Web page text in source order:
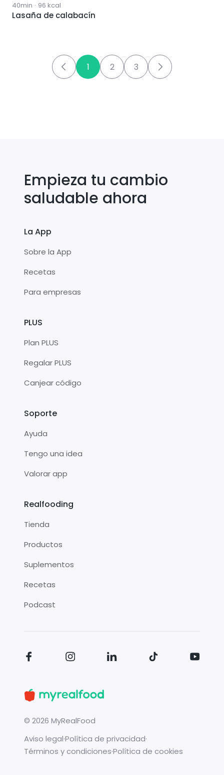
40min · 96 kcal
Lasaña de calabacín
1 2 3
Empieza tu cambio
saludable ahora
La App
Sobre la App
Recetas
Para empresas
PLUS
Plan PLUS
Regalar PLUS
Canjear código
Soporte
Ayuda
Tengo una idea
Valorar app
Realfooding
Tienda
Productos
Suplementos
Recetas
Podcast
© 2026 MyRealFood
Aviso legal·Política de privacidad·
Términos y condiciones·Política de cookies